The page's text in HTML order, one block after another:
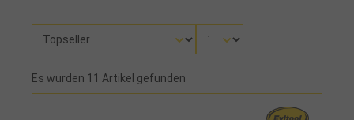
Es wurden 11 Artikel gefunden